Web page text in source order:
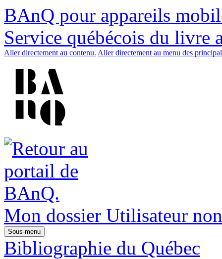
BAnQ pour appareils
Service québécois du livre
Aller directement au contenu. Aller directement au menu des
Mon dossier Utilisateur
Sous-menu
Bibliographie du Québec